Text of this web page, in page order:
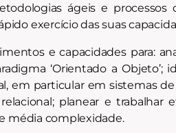
ágeis e
exercício das suas
e capacidades para:
‘Orientado a
em particular em sistemas
planear e
média complexidade.